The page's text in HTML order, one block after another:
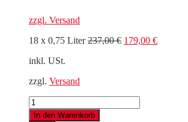
zzgl. Versand
18 x 0,75 Liter237,00€ Ursprünglicher
179,00 €Aktueller
inkl. USt.
zzgl. Versand
18er
Paket
In den Warenkorb